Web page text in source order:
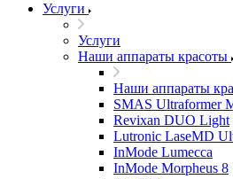
Услуги
Услуги
Наши аппараты красоты
Наши аппараты
SMAS Ultraformer
Revixan DUO Light
Lutronic LaseMD
InMode Lumecca
InMode Morpheus 8